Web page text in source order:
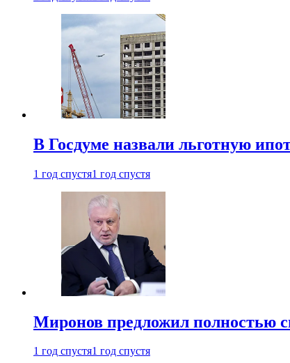
В Госдуме назвали льготную
1 год спустя1 год спустя
Миронов предложил полностью
1 год спустя1 год спустя